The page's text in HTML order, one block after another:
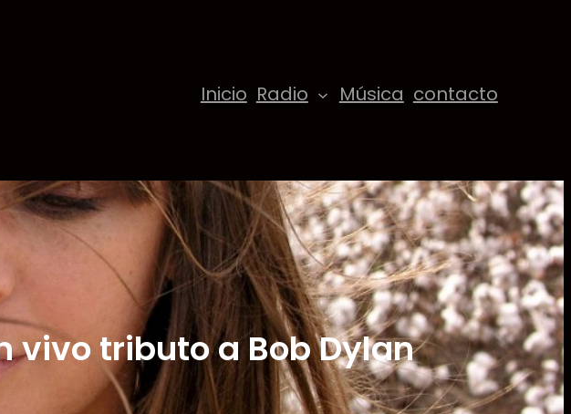
Inicio Radio Música contacto
vivo tributo a Bob Dylan